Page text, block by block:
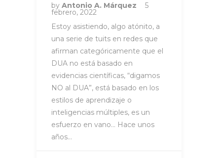
by Antonio A. Márquez 5
febrero, 2022
Estoy asistiendo, algo atónito, a
una serie de tuits en redes que
afirman categóricamente que el
DUA no está basado en
evidencias científicas, “digamos
NO al DUA”, está basado en los
estilos de aprendizaje o
inteligencias múltiples, es un
esfuerzo en vano… Hace unos
años…